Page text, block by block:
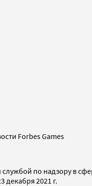
Forbes Games
по надзору в
декабря 2021 г.